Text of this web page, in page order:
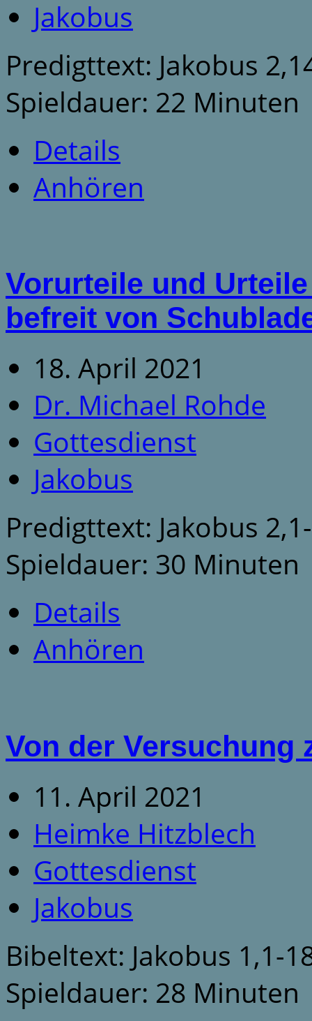
Jakobus
Predigttext: Jakobus
Spieldauer: 22 Minuten
Details
Anhören
Vorurteile und
befreit von
18. April 2021
Dr. Michael Rohde
Gottesdienst
Jakobus
Predigttext: Jakobus
Spieldauer: 30 Minuten
Details
Anhören
Von der Versuchung
11. April 2021
Heimke Hitzblech
Gottesdienst
Jakobus
Bibeltext: Jakobus 1,1-
Spieldauer: 28 Minuten